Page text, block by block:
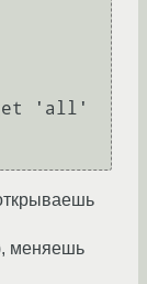
'all'
меняешь